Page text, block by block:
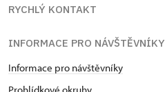
RYCHLÝ KONTAKT
INFORMACE PRO NÁVŠTĚVNÍKY
Informace pro návštěvníky
Prohlídkové okruhy